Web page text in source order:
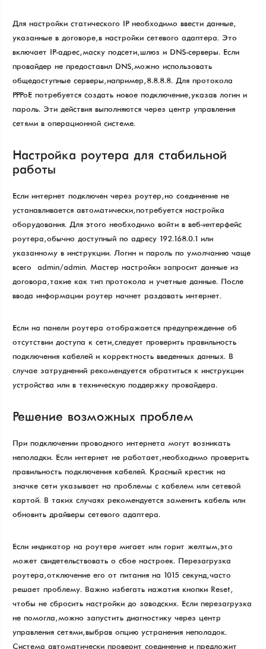
Для настройки статического IP необходимо ввести данные,
указанные в договоре, в настройки сетевого адаптера. Это
включает IP-адрес, маску подсети, шлюз и DNS-серверы. Если
провайдер не предоставил DNS, можно использовать
общедоступные серверы, например, 8.8.8.8. Для протокола
PPPoE потребуется создать новое подключение, указав логин и
пароль. Эти действия выполняются через центр управления
сетями в операционной системе.
Настройка роутера для стабильной
работы
Если интернет подключен через роутер, но соединение не
устанавливается автоматически, потребуется настройка
оборудования. Для этого необходимо войти в веб-интерфейс
роутера, обычно доступный по адресу 192.168.0.1 или
указанному в инструкции. Логин и пароль по умолчанию чаще
всего – admin/admin. Мастер настройки запросит данные из
договора, такие как тип протокола и учетные данные. После
ввода информации роутер начнет раздавать интернет.
Если на панели роутера отображается предупреждение об
отсутствии доступа к сети, следует проверить правильность
подключения кабелей и корректность введенных данных. В
случае затруднений рекомендуется обратиться к инструкции
устройства или в техническую поддержку провайдера.
Решение возможных проблем
При подключении проводного интернета могут возникать
неполадки. Если интернет не работает, необходимо проверить
правильность подключения кабелей. Красный крестик на
значке сети указывает на проблемы с кабелем или сетевой
картой. В таких случаях рекомендуется заменить кабель или
обновить драйверы сетевого адаптера.
Если индикатор на роутере мигает или горит желтым, это
может свидетельствовать о сбое настроек. Перезагрузка
роутера, отключение его от питания на 10–15 секунд, часто
решает проблему. Важно избегать нажатия кнопки Reset,
чтобы не сбросить настройки до заводских. Если перезагрузка
не помогла, можно запустить диагностику через центр
управления сетями, выбрав опцию устранения неполадок.
Система автоматически проверит соединение и предложит